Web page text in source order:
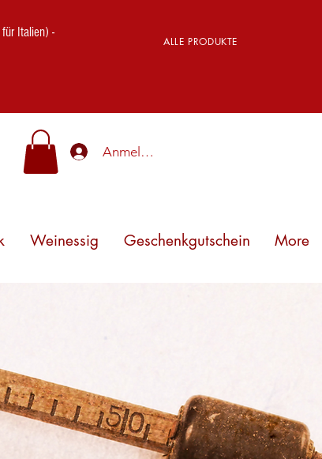
für Italien) -
ALLE PRODUKTE
Anmelden
Weinessig Geschenkgutschein More